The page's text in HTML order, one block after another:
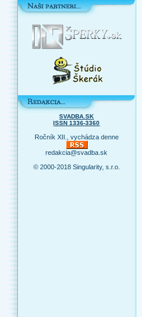
SVADBA.SK
ISSN 1336-3360
Ročník XII., vychádza denne
redakcia@svadba.sk
© 2000-2018 Singularity, s.r.o.